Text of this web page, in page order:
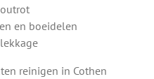
en boeidelen
reinigen in Cothen